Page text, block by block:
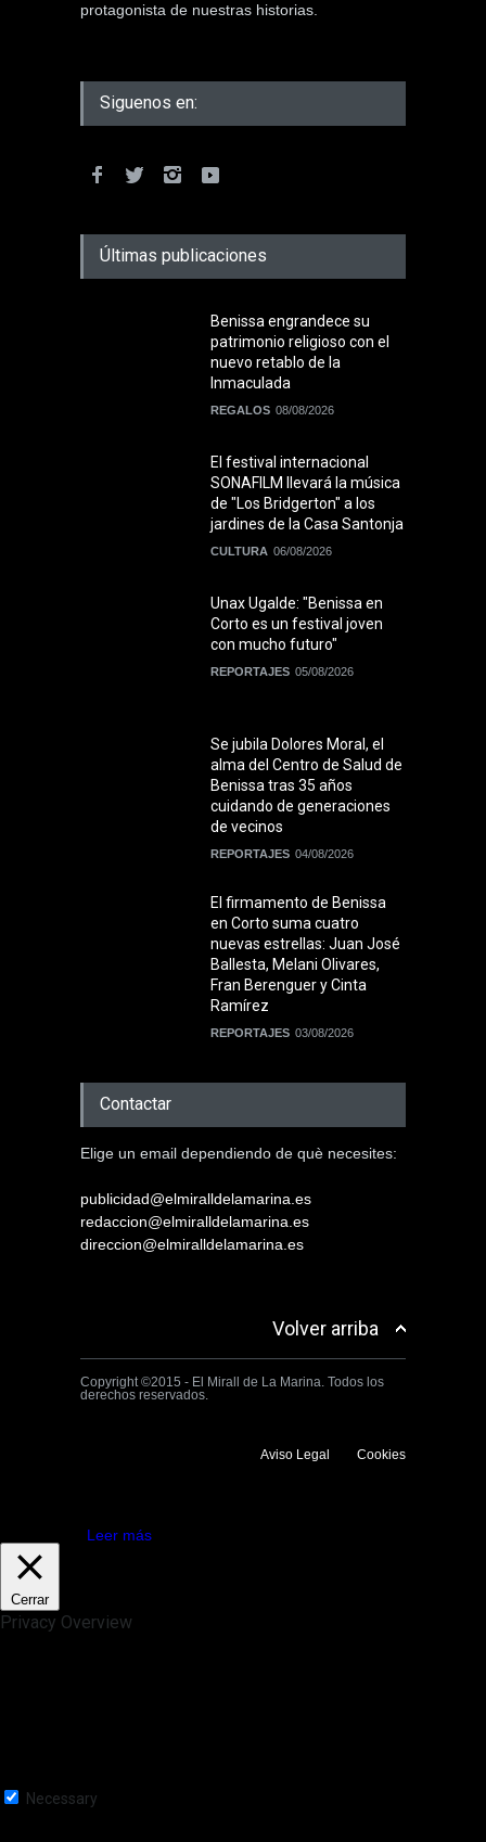
protagonista de nuestras historias.
Siguenos en:
Últimas publicaciones
Benissa engrandece su
patrimonio religioso con el
nuevo retablo de la
Inmaculada
REGALOS 08/08/2026
El festival internacional
SONAFILM llevará la música
de "Los Bridgerton" a los
jardines de la Casa Santonja
CULTURA 06/08/2026
Unax Ugalde: "Benissa en
Corto es un festival joven
con mucho futuro"
REPORTAJES 05/08/2026
Se jubila Dolores Moral, el
alma del Centro de Salud de
Benissa tras 35 años
cuidando de generaciones
de vecinos
REPORTAJES 04/08/2026
El firmamento de Benissa
en Corto suma cuatro
nuevas estrellas: Juan José
Ballesta, Melani Olivares,
Fran Berenguer y Cinta
Ramírez
REPORTAJES 03/08/2026
Contactar
Elige un email dependiendo de què necesites:
publicidad@elmiralldelamarina.es
redaccion@elmiralldelamarina.es
direccion@elmiralldelamarina.es
Volver arriba
Copyright ©2015 - El Mirall de La Marina. Todos los
derechos reservados.
Aviso Legal Cookies
Leer más
Cerrar
Privacy Overview
Necessary